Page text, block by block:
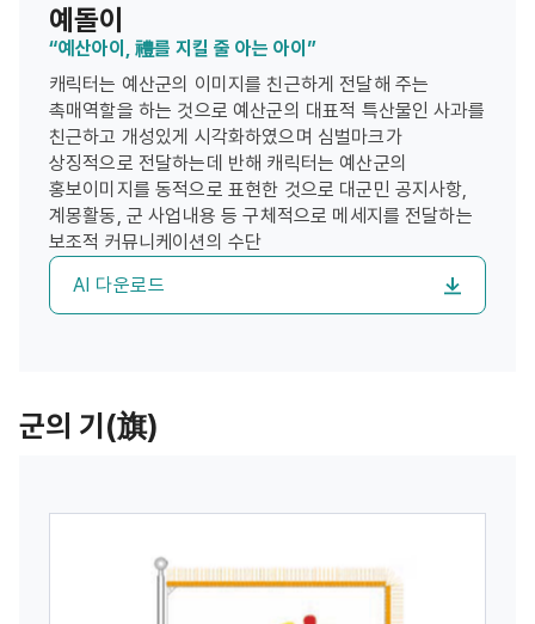
예돌이
“예산아이, 禮를 지킬 줄 아는 아이”
캐릭터는 예산군의 이미지를 친근하게 전달해 주는
촉매역할을 하는 것으로 예산군의 대표적 특산물인 사과를
친근하고 개성있게 시각화하였으며 심벌마크가
상징적으로 전달하는데 반해 캐릭터는 예산군의
홍보이미지를 동적으로 표현한 것으로 대군민 공지사항,
계몽활동, 군 사업내용 등 구체적으로 메세지를 전달하는
보조적 커뮤니케이션의 수단
AI 다운로드
군의 기(旗)